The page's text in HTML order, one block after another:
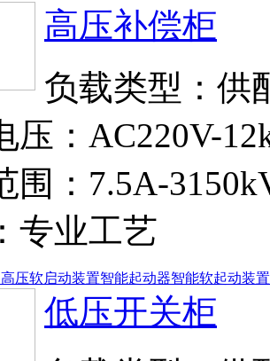
高压补偿柜
负载类型：供
压：AC220V-
围：7.5A-
专业工艺
高压软启动装置智能起动器智能软起动装置
低压开关柜